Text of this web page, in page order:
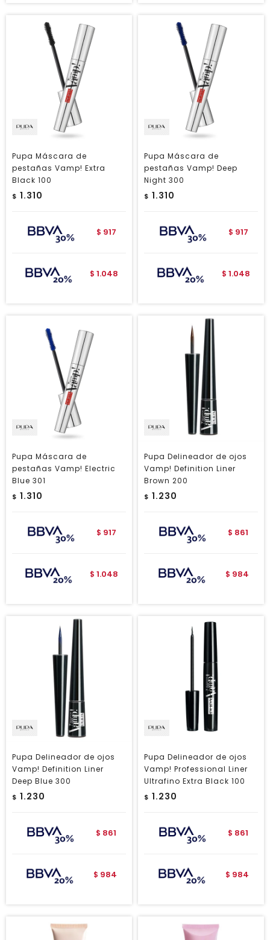
Pupa Máscara de
pestañas Vamp! Extra
Black 100
$ 1.310
$ 917
$ 1.048
Pupa Máscara de
pestañas Vamp! Deep
Night 300
$ 1.310
$ 917
$ 1.048
Pupa Máscara de
pestañas Vamp! Electric
Blue 301
$ 1.310
$ 917
$ 1.048
Pupa Delineador de ojos
Vamp! Definition Liner
Brown 200
$ 1.230
$ 861
$ 984
Pupa Delineador de ojos
Vamp! Definition Liner
Deep Blue 300
$ 1.230
$ 861
$ 984
Pupa Delineador de ojos
Vamp! Professional Liner
Ultrafino Extra Black 100
$ 1.230
$ 861
$ 984